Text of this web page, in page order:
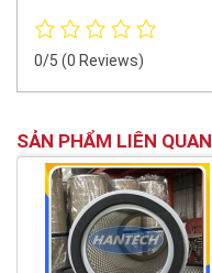
0/5 (0 Reviews)
SẢN PHẨM LIÊN QUAN